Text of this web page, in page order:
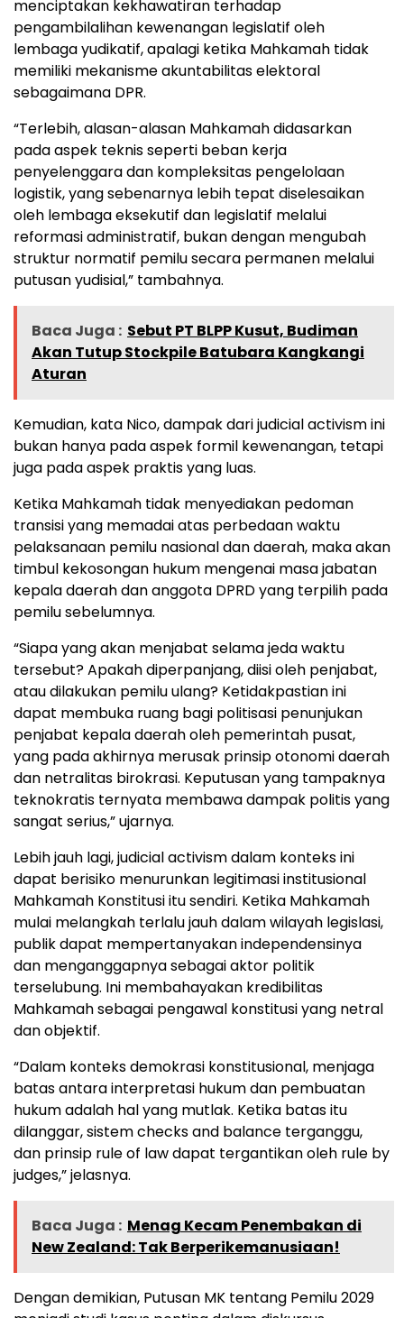
menciptakan kekhawatiran terhadap
pengambilalihan kewenangan legislatif oleh
lembaga yudikatif, apalagi ketika Mahkamah tidak
memiliki mekanisme akuntabilitas elektoral
sebagaimana DPR.
“Terlebih, alasan-alasan Mahkamah didasarkan
pada aspek teknis seperti beban kerja
penyelenggara dan kompleksitas pengelolaan
logistik, yang sebenarnya lebih tepat diselesaikan
oleh lembaga eksekutif dan legislatif melalui
reformasi administratif, bukan dengan mengubah
struktur normatif pemilu secara permanen melalui
putusan yudisial,” tambahnya.
Baca Juga : Sebut PT BLPP Kusut, Budiman
Akan Tutup Stockpile Batubara Kangkangi
Aturan
Kemudian, kata Nico, dampak dari judicial activism ini
bukan hanya pada aspek formil kewenangan, tetapi
juga pada aspek praktis yang luas.
Ketika Mahkamah tidak menyediakan pedoman
transisi yang memadai atas perbedaan waktu
pelaksanaan pemilu nasional dan daerah, maka akan
timbul kekosongan hukum mengenai masa jabatan
kepala daerah dan anggota DPRD yang terpilih pada
pemilu sebelumnya.
“Siapa yang akan menjabat selama jeda waktu
tersebut? Apakah diperpanjang, diisi oleh penjabat,
atau dilakukan pemilu ulang? Ketidakpastian ini
dapat membuka ruang bagi politisasi penunjukan
penjabat kepala daerah oleh pemerintah pusat,
yang pada akhirnya merusak prinsip otonomi daerah
dan netralitas birokrasi. Keputusan yang tampaknya
teknokratis ternyata membawa dampak politis yang
sangat serius,” ujarnya.
Lebih jauh lagi, judicial activism dalam konteks ini
dapat berisiko menurunkan legitimasi institusional
Mahkamah Konstitusi itu sendiri. Ketika Mahkamah
mulai melangkah terlalu jauh dalam wilayah legislasi,
publik dapat mempertanyakan independensinya
dan menganggapnya sebagai aktor politik
terselubung. Ini membahayakan kredibilitas
Mahkamah sebagai pengawal konstitusi yang netral
dan objektif.
“Dalam konteks demokrasi konstitusional, menjaga
batas antara interpretasi hukum dan pembuatan
hukum adalah hal yang mutlak. Ketika batas itu
dilanggar, sistem checks and balance terganggu,
dan prinsip rule of law dapat tergantikan oleh rule by
judges,” jelasnya.
Baca Juga : Menag Kecam Penembakan di
New Zealand: Tak Berperikemanusiaan!
Dengan demikian, Putusan MK tentang Pemilu 2029